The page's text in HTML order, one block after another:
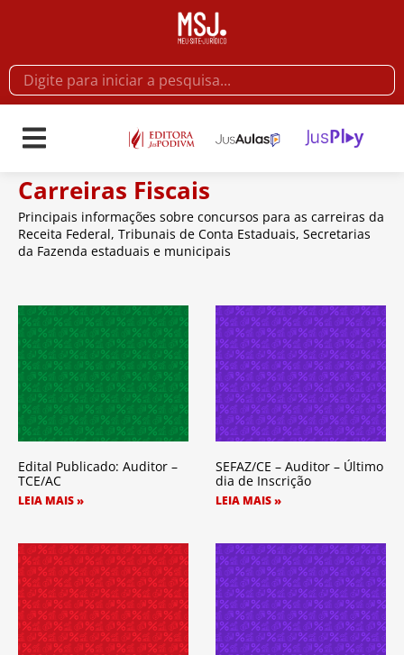
Carreiras Fiscais
Principais informações sobre concursos para as carreiras da
Receita Federal, Tribunais de Conta Estaduais, Secretarias
da Fazenda estaduais e municipais
Edital Publicado: Auditor –
TCE/AC
LEIA MAIS »
SEFAZ/CE – Auditor – Último
dia de Inscrição
LEIA MAIS »